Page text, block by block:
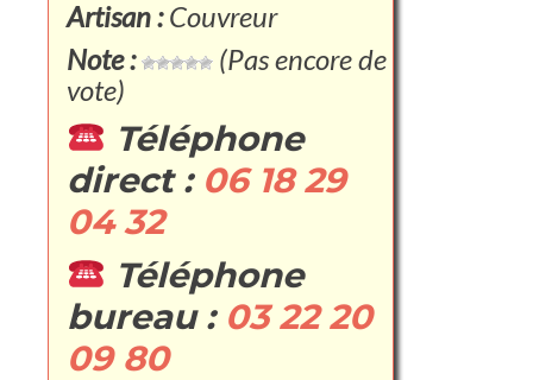
Artisan :Couvreur
Note :
(Pas encore de
vote)
Téléphone
direct : 06 18 29
04 32
Téléphone
bureau : 03 22 20
09 80